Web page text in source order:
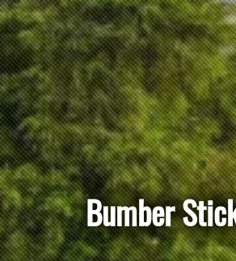
Bumber
Stickers